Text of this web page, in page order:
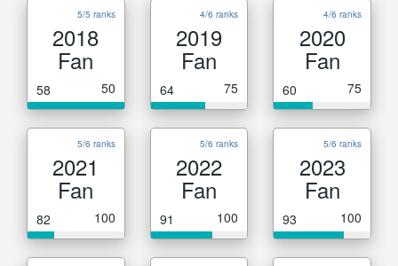
5/5 ranks
2018
Fan
58 50
4/6 ranks
2019
Fan
64 75
4/6 ranks
2020
Fan
60 75
5/6 ranks
2021
Fan
82 100
5/6 ranks
2022
Fan
91 100
5/6 ranks
2023
Fan
93 100